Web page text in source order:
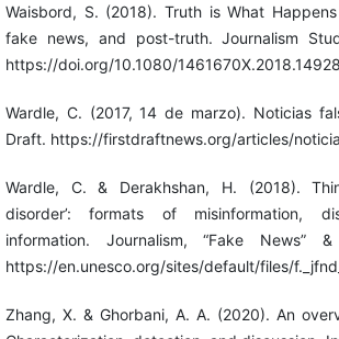
Waisbord, S. (2018). Truth is What
fake news, and post-truth. Journalism
https://doi.org/10.1080/
Wardle, C. (2017, 14 de marzo). Noticias
Draft. https://firstdraftnews.org/articles/
Wardle, C. & Derakhshan, H. (2018).
disorder’: formats of misinformation,
information. Journalism, “Fake News”
https://en.unesco.org/sites/default/files/
Zhang, X. & Ghorbani, A. A. (2020). An